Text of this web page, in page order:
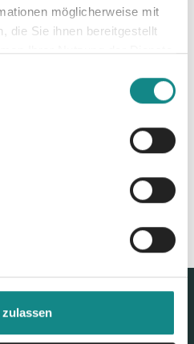
möglicherweise mit
die Sie ihnen bereitgestellt
Ihrer Nutzung der Dienste
zulassen